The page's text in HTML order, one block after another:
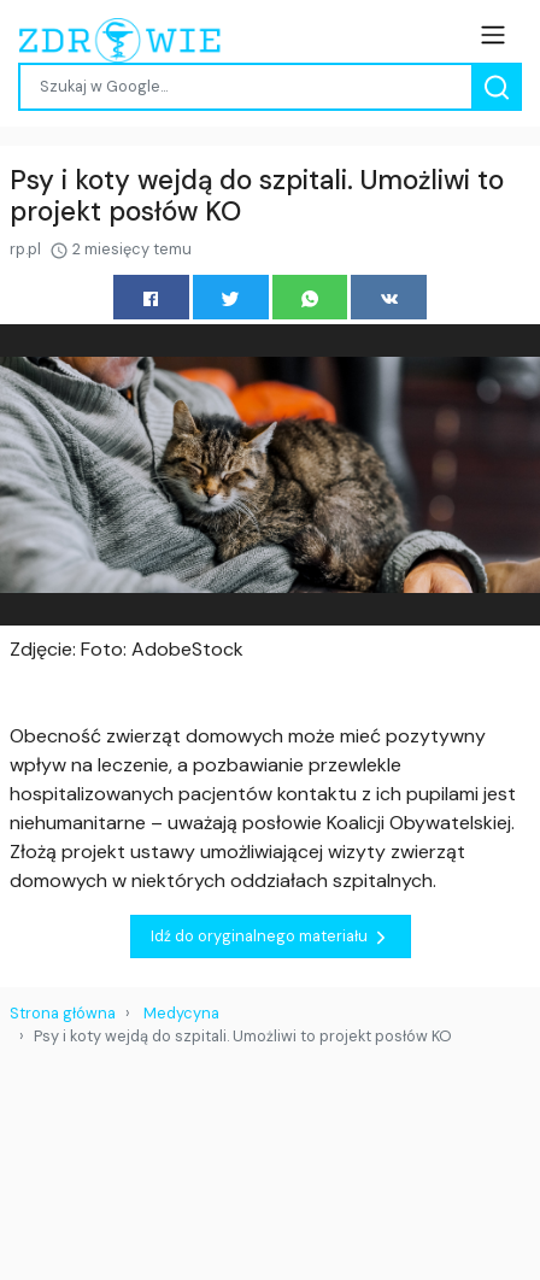
Psy i koty wejdą do szpitali. Umożliwi to
projekt posłów KO
rp.pl 2 miesięcy temu
Zdjęcie: Foto: AdobeStock
Obecność zwierząt domowych może mieć pozytywny
wpływ na leczenie, a pozbawianie przewlekle
hospitalizowanych pacjentów kontaktu z ich pupilami jest
niehumanitarne – uważają posłowie Koalicji Obywatelskiej.
Złożą projekt ustawy umożliwiającej wizyty zwierząt
domowych w niektórych oddziałach szpitalnych.
Idź do oryginalnego materiału
Strona główna
Medycyna
Psy i koty wejdą do szpitali. Umożliwi to projekt posłów KO